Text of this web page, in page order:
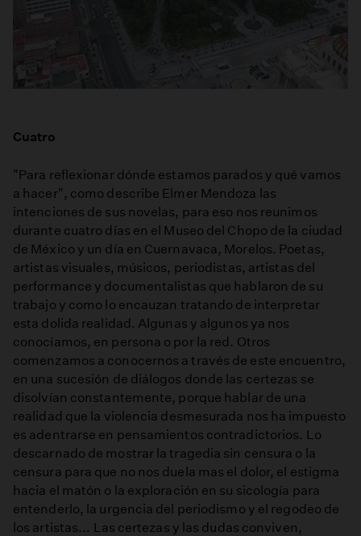
Cuatro
"Para reflexionar dónde estamos parados y qué vamos
a hacer", como describe Elmer Mendoza las
intenciones de sus novelas, para eso nos reunimos
durante cuatro días en el Museo del Chopo de la ciudad
de México y un día en Cuernavaca, Morelos. Poetas,
artistas visuales, músicos, periodistas, artistas del
performance y documentalistas que hablaron de su
trabajo y como lo encauzan tratando de interpretar
esta dolida realidad. Algunas y algunos ya nos
conocíamos, en persona o por la red. Otros
comenzamos a conocernos a través de este encuentro,
en una sucesión de diálogos donde las certezas se
disolvían constantemente, porque hablar de una
realidad que la violencia desmesurada nos ha impuesto
es adentrarse en pensamientos contradictorios. Lo
descarnado de mostrar la tragedia sin censura o la
censura para que no nos duela mas el dolor, el estigma
hacia el matón o la exploración en su sicología para
entenderlo, la urgencia del periodismo y el regodeo de
los artistas... Las certezas y las dudas conviven,